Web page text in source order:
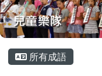
主內容區域
所有成語
頁尾區域